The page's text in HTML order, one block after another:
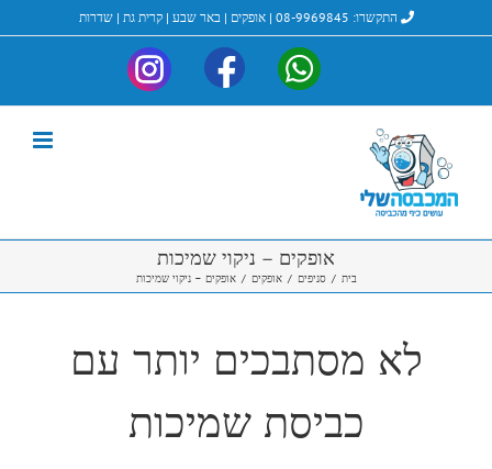
לתוכן
התקשרו: 08-9969845
|אופקים |באר שבע |קרית גת |שדרות
My-
My-
My-
אופקים – ניקוי שמיכות
בית / סניפים / אופקים / אופקים – ניקוי שמיכות
לא מסתבכים יותר עם
כביסת שמיכות